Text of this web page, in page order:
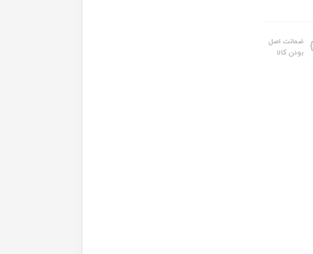
ضمانت اصل
بودن کالا